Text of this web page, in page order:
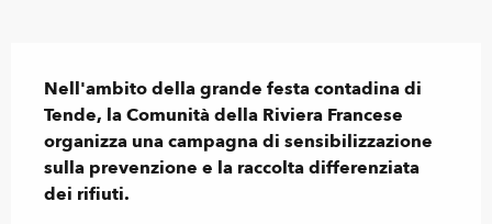
Nell'ambito della grande festa contadina di
Tende, la Comunità della Riviera Francese
organizza una campagna di sensibilizzazione
sulla prevenzione e la raccolta differenziata
dei rifiuti.